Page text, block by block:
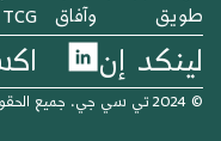
وآفاق TCG
إن اكس